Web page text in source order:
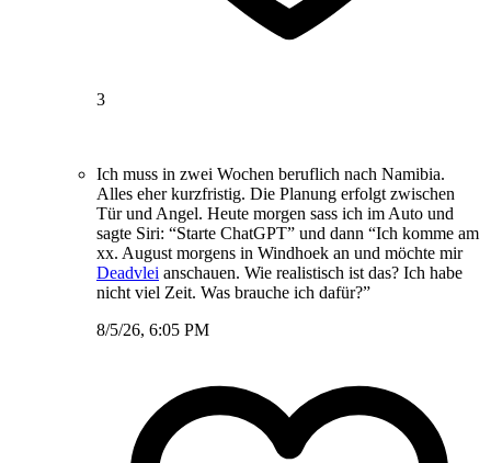
3
Ich muss in zwei Wochen beruflich nach Namibia.
Alles eher kurzfristig. Die Planung erfolgt zwischen
Tür und Angel. Heute morgen sass ich im Auto und
sagte Siri: “Starte ChatGPT” und dann “Ich komme am
xx. August morgens in Windhoek an und möchte mir
Deadvlei anschauen. Wie realistisch ist das? Ich habe
nicht viel Zeit. Was brauche ich dafür?”
8/5/26, 6:05 PM